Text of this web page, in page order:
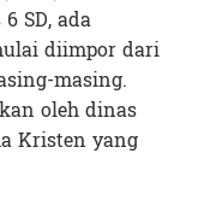
SD, ada
diimpor dari
masing.
oleh dinas
Kristen yang